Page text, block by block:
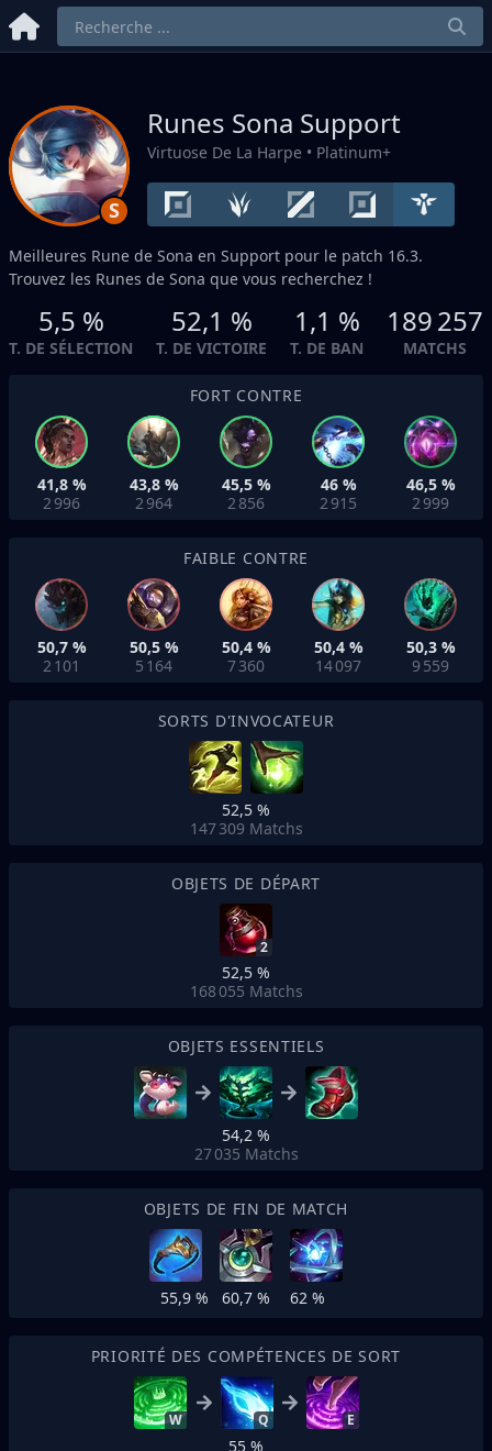
S
Runes Sona Support
Virtuose De La Harpe • Platinum+
Meilleures Rune de Sona en Support pour le patch 16.3.
Trouvez les Runes de Sona que vous recherchez !
5,5 %
T. DE SÉLECTION
52,1 %
T. DE VICTOIRE
1,1 %
T. DE BAN
189 257
MATCHS
FORT CONTRE
41,8 %
2 996
43,8 %
2 964
45,5 %
2 856
46 %
2 915
46,5 %
2 999
FAIBLE CONTRE
50,7 %
2 101
50,5 %
5 164
50,4 %
7 360
50,4 %
14 097
50,3 %
9 559
SORTS D'INVOCATEUR
52,5 %
147 309 Matchs
OBJETS DE DÉPART
2
52,5 %
168 055 Matchs
OBJETS ESSENTIELS
54,2 %
27 035 Matchs
OBJETS DE FIN DE MATCH
55,9 % 60,7 % 62 %
PRIORITÉ DES COMPÉTENCES DE SORT
W Q E
55 %